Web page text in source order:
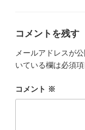
コメントを残す
メールアドレスが
いている欄は必須
コメント ※